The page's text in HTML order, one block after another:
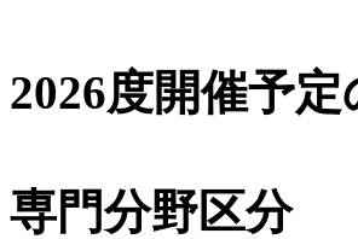
2026度開催予
専門分野区分